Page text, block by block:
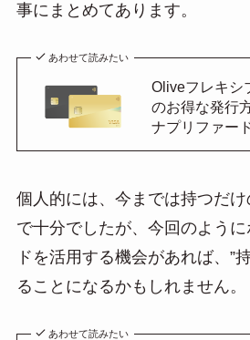
事にまとめてあります。
あわせて読みたい
Oliveフレキシ
のお得な発行
ナプリファー
個人的には、今までは持つだ
で十分でしたが、今回のよう
ドを活用する機会があれば、”
ることになるかもしれません。
あわせて読みたい